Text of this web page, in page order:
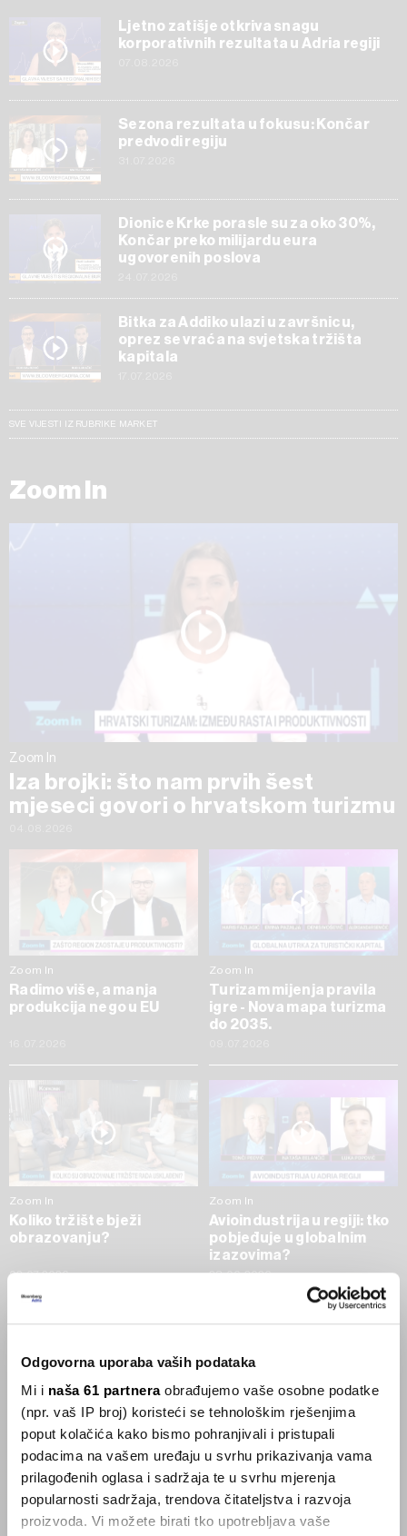
Odgovorna uporaba vaših podataka
Mi i naša 61 partneraobrađujemo vaše osobne podatke
(npr. vaš IP broj) koristeći se tehnološkim rješenjima
poput kolačića kako bismo pohranjivali i pristupali
podacima na vašem uređaju u svrhu prikazivanja vama
prilagođenih oglasa i sadržaja te u svrhu mjerenja
popularnosti sadržaja, trendova čitateljstva i razvoja
proizvoda. Vi možete birati tko upotrebljava vaše
Ljetno zatišje otkriva snagu
korporativnih rezultata u Adria regiji
Sezona rezultata u fokusu: Končar
predvodi regiju
Dionice Krke porasle su za oko 30%,
Končar preko milijardu eura
ugovorenih poslova
Bitka za Addiko ulazi u završnicu,
oprez se vraća na svjetska tržišta
kapitala
SVE VIJESTI IZ RUBRIKE MARKET
Zoom In
Zoom In
Iza brojki: što nam prvih šest
mjeseci govori o hrvatskom turizmu
Zoom In
Radimo više, a manja
produkcija nego u EU
Zoom In
Turizam mijenja pravila
igre - Nova mapa turizma
do 2035.
Zoom In
Koliko tržište bježi
obrazovanju?
02.07.2026
Zoom In
Avioindustrija u regiji: tko
pobjeđuje u globalnim
izazovima?
23.06.2026
SVE VIJESTI IZ RUBRIKE ZOOM IN
Businessweek Adria
Korisnici GLP-1 lijekova mršave,
ekonomija se deblja
Visok trošak selidbe kompanija iz Kine